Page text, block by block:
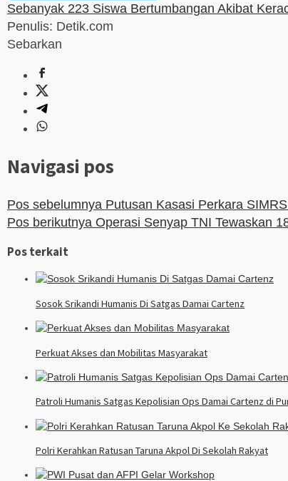
Sebanyak 223 Siswa Bertumbangan Akibat
Penulis: Detik.com
Sebarkan
Navigasi pos
Pos sebelumnya Putusan Kasasi Perkara
Pos berikutnya Operasi Senyap TNI Tewaskan
Pos terkait
Sosok Srikandi Humanis Di Satgas Damai Cartenz
Perkuat Akses dan Mobilitas Masyarakat
Patroli Humanis Satgas Kepolisian Ops Damai Cartenz di
Polri Kerahkan Ratusan Taruna Akpol Di Sekolah Rakyat